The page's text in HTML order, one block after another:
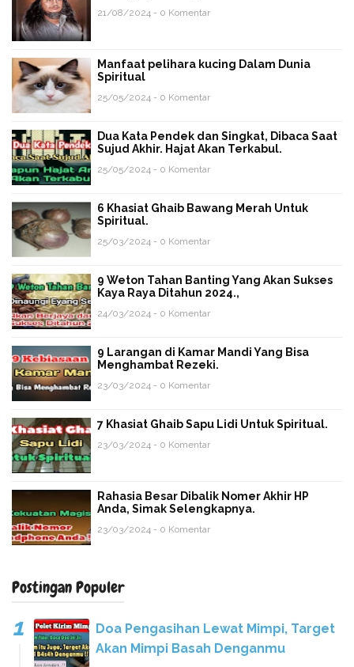
21/08/2024 - 0 Komentar
Manfaat pelihara kucing Dalam Dunia
Spiritual
25/05/2024 - 0 Komentar
Dua Kata Pendek dan Singkat, Dibaca Saat
Sujud Akhir. Hajat Akan Terkabul.
25/05/2024 - 0 Komentar
6 Khasiat Ghaib Bawang Merah Untuk
Spiritual.
25/03/2024 - 0 Komentar
9 Weton Tahan Banting Yang Akan Sukses
Kaya Raya Ditahun 2024.,
24/03/2024 - 0 Komentar
9 Larangan di Kamar Mandi Yang Bisa
Menghambat Rezeki.
23/03/2024 - 0 Komentar
7 Khasiat Ghaib Sapu Lidi Untuk Spiritual.
23/03/2024 - 0 Komentar
Rahasia Besar Dibalik Nomer Akhir HP
Anda, Simak Selengkapnya.
23/03/2024 - 0 Komentar
Postingan Populer
Doa Pengasihan Lewat Mimpi, Target
Akan Mimpi Basah Denganmu